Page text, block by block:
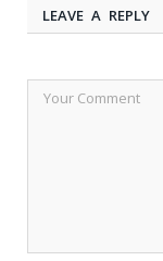
LEAVE A REPLY